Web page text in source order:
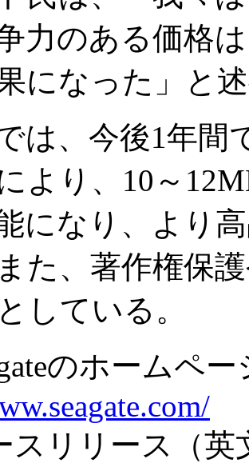
力のある価格
になった」と
は、今後1年間
より、10～
になり、より
た、著作権保
している。
のホームペ
スリリース（英